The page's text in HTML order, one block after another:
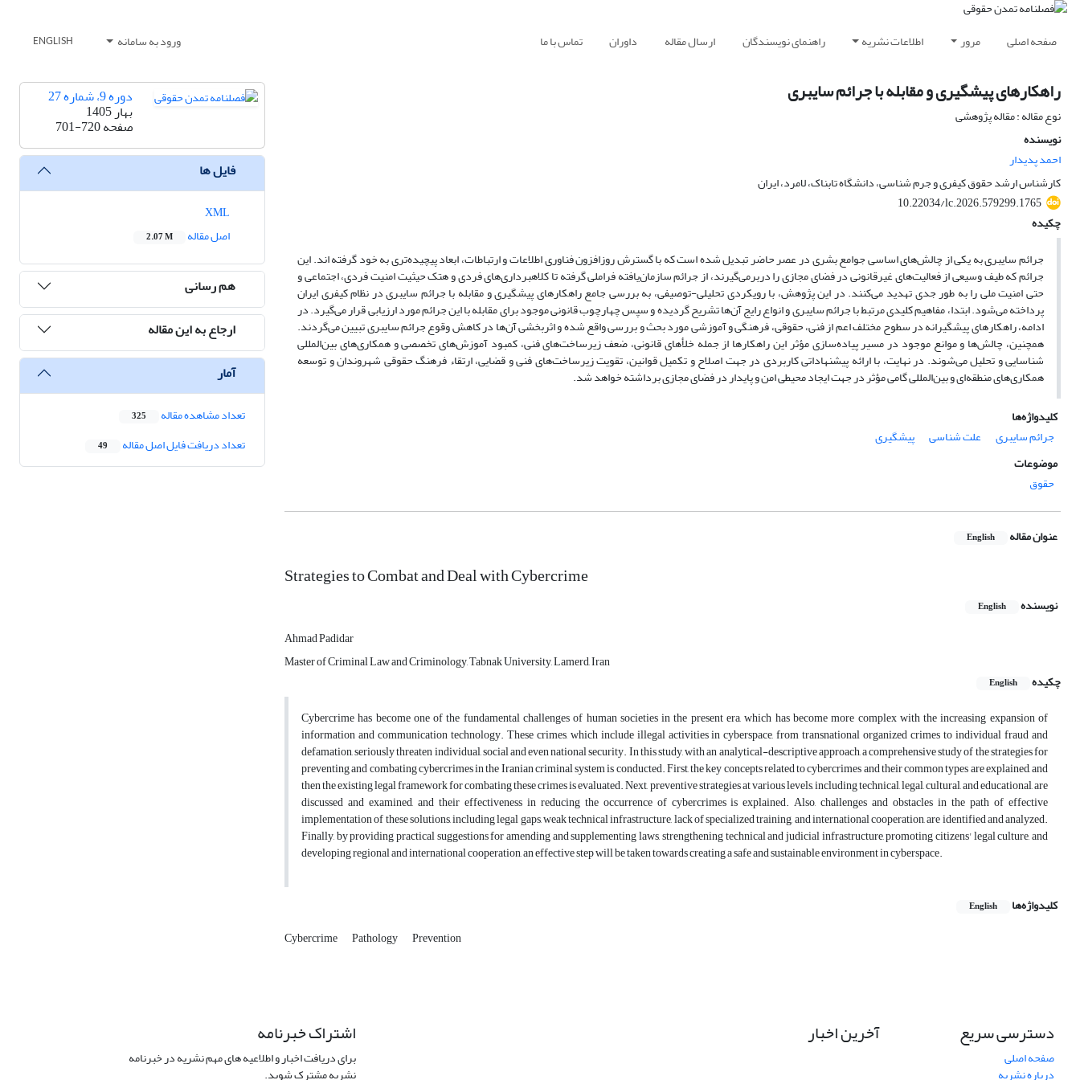
صفحه اصلی مرور اطلاعات نشریه راهنمای نویسندگان ارسال مقاله داوران تماس با ما ورود به سامانه ENGLISH
راهکارهای پیشگیری و مقابله با جرائم سایبری
نوع مقاله : مقاله پژوهشی
نویسنده
احمد پدیدار
کارشناس ارشد حقوق کیفری و جرم شناسی، دانشگاه تابناک، لامرد، ایران
10.22034/lc.2026.579299.1765
چکیده
جرائم سایبری به یکی از چالش‌های اساسی جوامع بشری در عصر حاضر تبدیل شده است که با گسترش روزافزون فناوری اطلاعات و ارتباطات، ابعاد پیچیده‌تری به خود گرفته اند. این
جرائم که طیف وسیعی از فعالیت‌های غیرقانونی در فضای مجازی را دربرمی‌گیرند، از جرائم سازمان‌یافته فراملی گرفته تا کلاهبرداری‌های فردی و هتک حیثیت امنیت فردی، اجتماعی و
حتی امنیت ملی را به طور جدی تهدید می‌کنند. در این پژوهش، با رویکردی تحلیلی-توصیفی، به بررسی جامع راهکارهای پیشگیری و مقابله با جرائم سایبری در نظام کیفری ایران
پرداخته می‌شود. ابتدا، مفاهیم کلیدی مرتبط با جرائم سایبری و انواع رایج آن‌ها تشریح گردیده و سپس چهارچوب قانونی موجود برای مقابله با این جرائم مورد ارزیابی قرار می‌گیرد. در
ادامه، راهکارهای پیشگیرانه در سطوح مختلف اعم از فنی، حقوقی، فرهنگی و آموزشی مورد بحث و بررسی واقع شده و اثربخشی آن‌ها در کاهش وقوع جرائم سایبری تبیین می‌گردند.
همچنین، چالش‌ها و موانع موجود در مسیر پیاده‌سازی مؤثر این راهکارها از جمله خلأهای قانونی، ضعف زیرساخت‌های فنی، کمبود آموزش‌های تخصصی و همکاری‌های بین‌المللی
شناسایی و تحلیل می‌شوند. در نهایت، با ارائه پیشنهاداتی کاربردی در جهت اصلاح و تکمیل قوانین، تقویت زیرساخت‌های فنی و قضایی، ارتقاء فرهنگ حقوقی شهروندان و توسعه
همکاری‌های منطقه‌ای و بین‌المللی گامی مؤثر در جهت ایجاد محیطی امن و پایدار در فضای مجازی برداشته خواهد شد.
کلیدواژه‌ها
جرائم سایبری
علت شناسی
پیشگیری
موضوعات
حقوق
عنوان مقاله English
Strategies to Combat and Deal with Cybercrime
نویسنده English
Ahmad Padidar
Master of Criminal Law and Criminology, Tabnak University, Lamerd, Iran
چکیده
English
Cybercrime has become one of the fundamental challenges of human societies in the present era, which has become more complex with the increasing expansion of
information and communication technology. These crimes, which include illegal activities in cyberspace, from transnational organized crimes to individual fraud and
defamation, seriously threaten individual, social and even national security. In this study, with an analytical-descriptive approach, a comprehensive study of the strategies for
preventing and combating cybercrimes in the Iranian criminal system is conducted. First, the key concepts related to cybercrimes and their common types are explained, and
then the existing legal framework for combating these crimes is evaluated. Next, preventive strategies at various levels, including technical, legal, cultural, and educational, are
discussed and examined, and their effectiveness in reducing the occurrence of cybercrimes is explained. Also, challenges and obstacles in the path of effective
implementation of these solutions, including legal gaps, weak technical infrastructure, lack of specialized training, and international cooperation, are identified and analyzed.
Finally, by providing practical suggestions for amending and supplementing laws, strengthening technical and judicial infrastructure, promoting citizens' legal culture, and
developing regional and international cooperation, an effective step will be taken towards creating a safe and sustainable environment in cyberspace.
کلیدواژه‌ها English
Cybercrime Pathology Prevention
دوره 9، شماره 27
بهار 1405
صفحه701-720
فایل ها
اصل مقاله
2.07 M
هم رسانی
ارجاع به این مقاله
آمار
تعداد مشاهده مقاله 325
تعداد دریافت فایل اصل مقاله 49
دسترسی سریع
صفحه اصلی
درباره نشریه
آخرین اخبار اشتراک خبرنامه
برای دریافت اخبار و اطلاعیه های مهم نشریه در خبرنامه
نشریه مشترک شوید.